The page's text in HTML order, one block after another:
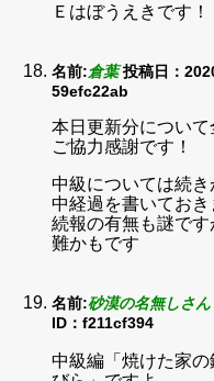
Ｅはぼうえきです！
名前:倉葉 投稿日：
59efc22ab
本日更新分につい
ご協力感謝です！
中級については続
中経過を書いておき
続報の有無も謎で
難かもです
名前:砂漠の名無しさん
ID：f211cf394
中級編「焼けた家